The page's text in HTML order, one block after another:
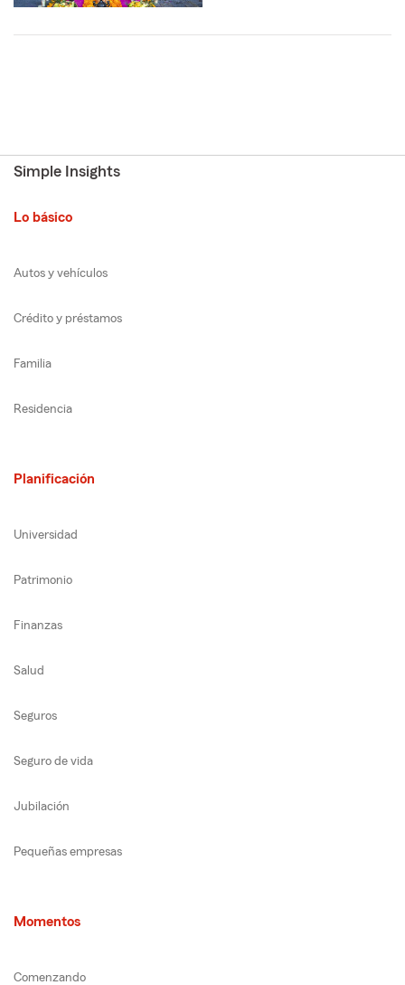
Simple Insights
Lo básico
Autos y vehículos
Crédito y préstamos
Familia
Residencia
Planificación
Universidad
Patrimonio
Finanzas
Salud
Seguros
Seguro de vida
Jubilación
Pequeñas empresas
Momentos
Comenzando